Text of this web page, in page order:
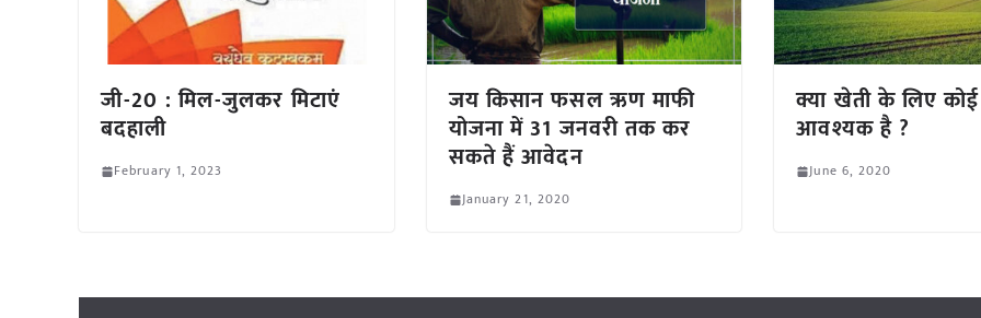
जी-20 : मिल-जुलकर मिटाएं
बदहाली
February 1, 2023
जय किसान फसल ऋण माफी
योजना में 31 जनवरी तक कर
सकते हैं आवेदन
January 21, 2020
क्या खेती के लिए कोई
आवश्यक है ?
June 6, 2020